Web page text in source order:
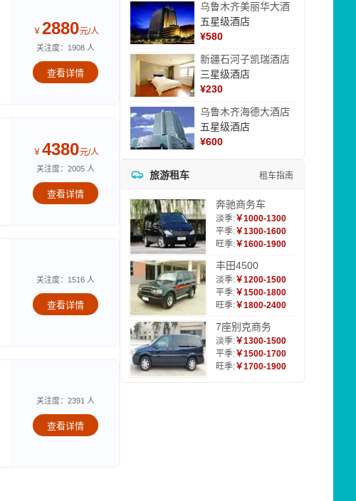
￥ 2880元/人
关注度：1908 人
查看详情
￥ 4380元/人
关注度：2005 人
查看详情
关注度：1516 人
查看详情
关注度：2391 人
查看详情
乌鲁木齐美丽华大酒
五星级酒店
¥580
新疆石河子凯瑞酒店
三星级酒店
¥230
乌鲁木齐海德大酒店
五星级酒店
¥600
旅游租车 租车指南
奔驰商务车
淡季:￥1000-1300
平季:￥1300-1600
旺季:￥1600-1900
丰田4500
淡季:￥1200-1500
平季:￥1500-1800
旺季:￥1800-2400
7座别克商务
淡季:￥1300-1500
平季:￥1500-1700
旺季:￥1700-1900